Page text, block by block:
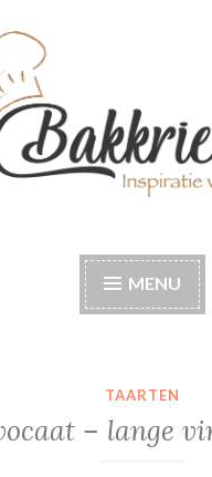
MENU
TAARTEN
– lange